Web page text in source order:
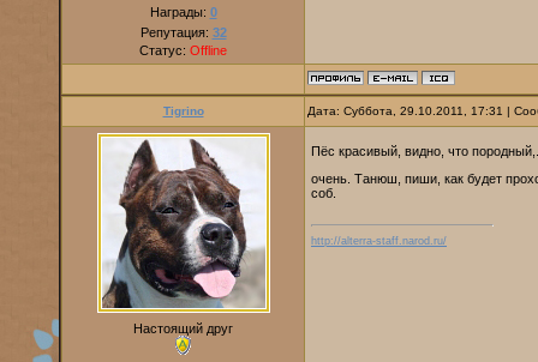
Награды: 0
Репутация: 32
Статус: Offline
Tigrino Дата: Суббота, 29.10.2011, 17:31 |
Настоящий друг
Пёс красивый, видно, что
очень. Танюш, пиши, как будет
соб.
http://alterra-staff.narod.ru/